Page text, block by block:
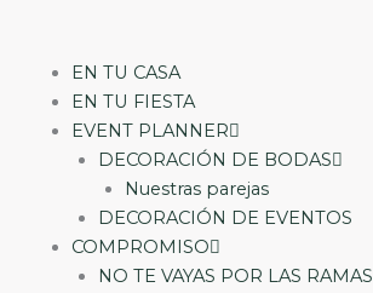
EN TU CASA
EN TU FIESTA
EVENT PLANNER
DECORACIÓN DE BODAS
Nuestras parejas
DECORACIÓN DE EVENTOS
COMPROMISO
NO TE VAYAS POR LAS RAMAS